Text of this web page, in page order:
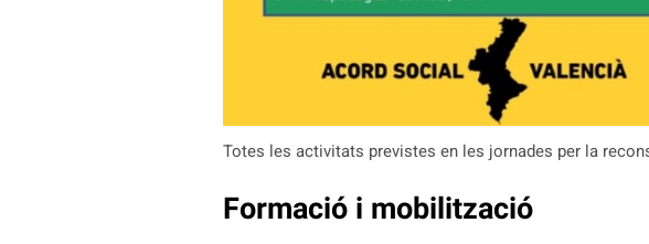
Totes les activitats previstes en les jornades per la
Formació i mobilització